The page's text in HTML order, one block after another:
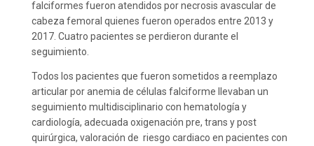
falciformes fueron atendidos por necrosis avascular de
cabeza femoral quienes fueron operados entre 2013 y
2017. Cuatro pacientes se perdieron durante el
seguimiento.
Todos los pacientes que fueron sometidos a reemplazo
articular por anemia de células falciforme llevaban un
seguimiento multidisciplinario con hematología y
cardiología, adecuada oxigenación pre, trans y post
quirúrgica, valoración de riesgo cardiaco en pacientes con